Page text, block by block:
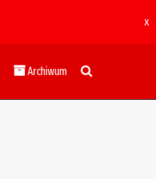
x
Archiwum